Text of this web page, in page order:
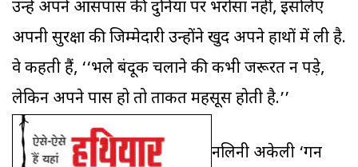
उन्हें अपने आसपास की दुनिया पर भरोसा नहीं, इसलिए
अपनी सुरक्षा की जिम्मेदारी उन्होंने खुद अपने हाथों में ली है.
वे कहती हैं, ‘‘भले बंदूक चलाने की कभी जरूरत न पड़े,
लेकिन अपने पास हो तो ताकत महसूस होती है.’’
नलिनी अकेली ‘गन